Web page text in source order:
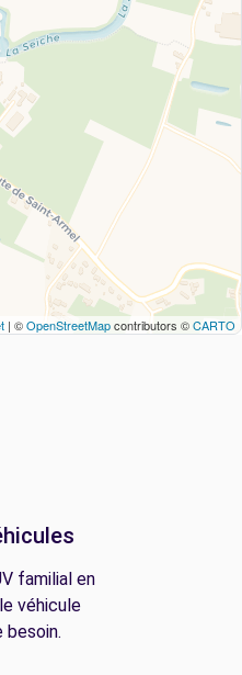
| ©OpenStreetMapcontributors ©CARTO
familial en
véhicule